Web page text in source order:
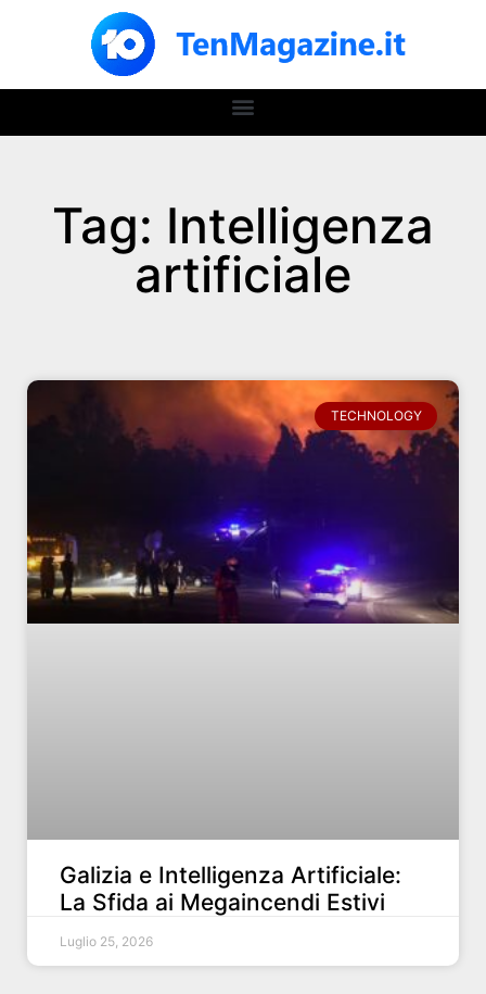
Tag: Intelligenza
artificiale
TECHNOLOGY
Galizia e Intelligenza Artificiale:
La Sfida ai Megaincendi Estivi
Luglio 25, 2026